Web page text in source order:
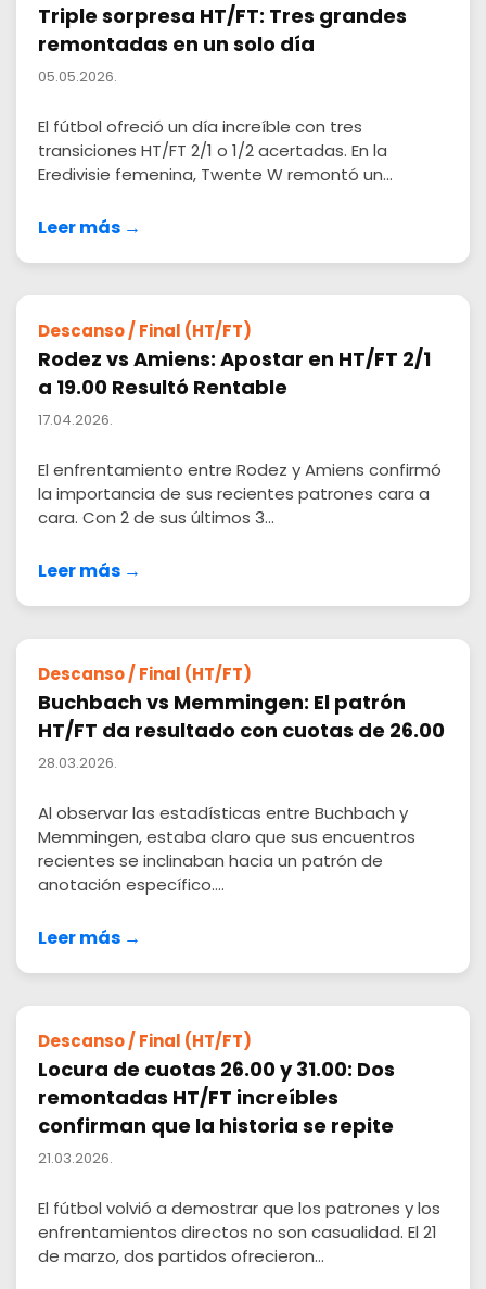
Triple sorpresa HT/FT: Tres grandes
remontadas en un solo día
05.05.2026.
El fútbol ofreció un día increíble con tres
transiciones HT/FT 2/1 o 1/2 acertadas. En la
Eredivisie femenina, Twente W remontó un...
Leer más →
Descanso / Final (HT/FT)
Rodez vs Amiens: Apostar en HT/FT 2/1
a 19.00 Resultó Rentable
17.04.2026.
El enfrentamiento entre Rodez y Amiens confirmó
la importancia de sus recientes patrones cara a
cara. Con 2 de sus últimos 3...
Leer más →
Descanso / Final (HT/FT)
Buchbach vs Memmingen: El patrón
HT/FT da resultado con cuotas de 26.00
28.03.2026.
Al observar las estadísticas entre Buchbach y
Memmingen, estaba claro que sus encuentros
recientes se inclinaban hacia un patrón de
anotación específico....
Leer más →
Descanso / Final (HT/FT)
Locura de cuotas 26.00 y 31.00: Dos
remontadas HT/FT increíbles
confirman que la historia se repite
21.03.2026.
El fútbol volvió a demostrar que los patrones y los
enfrentamientos directos no son casualidad. El 21
de marzo, dos partidos ofrecieron...